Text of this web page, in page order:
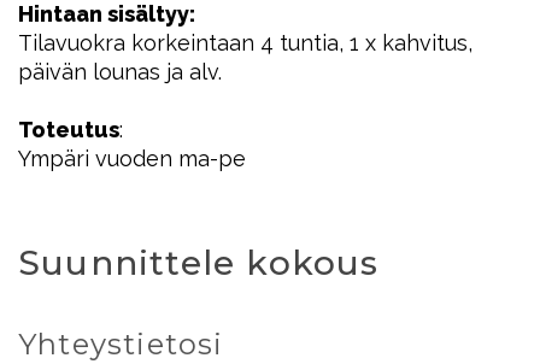
Hintaan sisältyy:
Tilavuokra korkeintaan 4 tuntia, 1 x kahvitus,
päivän lounas ja alv.
Toteutus:
Ympäri vuoden ma-pe
Suunnittele kokous
Yhteystietosi